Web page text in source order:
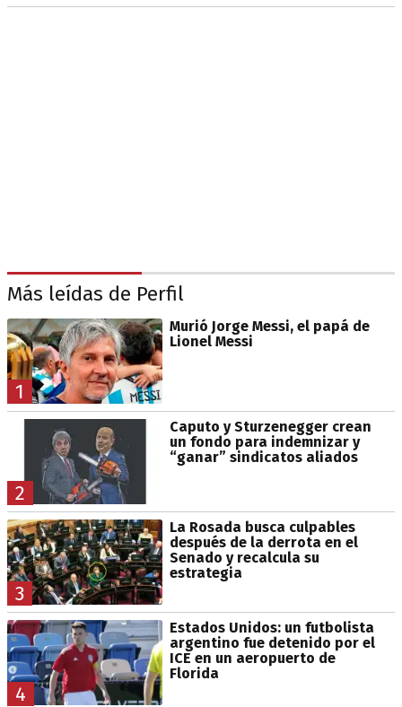
Más leídas de Perfil
1
Murió Jorge Messi, el papá de
Lionel Messi
2
Caputo y Sturzenegger crean
un fondo para indemnizar y
“ganar” sindicatos aliados
3
La Rosada busca culpables
después de la derrota en el
Senado y recalcula su
estrategia
4
Estados Unidos: un futbolista
argentino fue detenido por el
ICE en un aeropuerto de
Florida